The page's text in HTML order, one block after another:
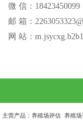
微 信：18423450099
邮 箱：
网 站：
主营产品：养殖场评估 养殖